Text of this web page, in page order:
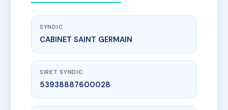
SYNDIC
CABINET SAINT GERMAIN
SIRET SYNDIC
53938887600028